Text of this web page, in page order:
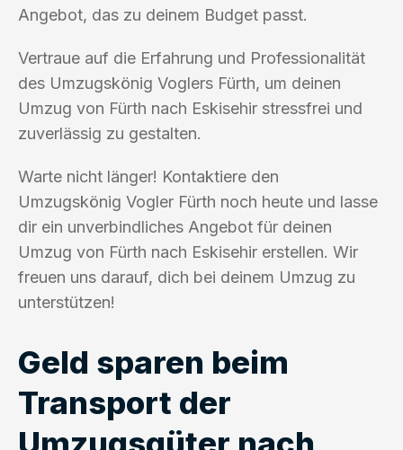
Angebot, das zu deinem Budget passt.
Vertraue auf die Erfahrung und Professionalität
des Umzugskönig Voglers Fürth, um deinen
Umzug von Fürth nach Eskisehir stressfrei und
zuverlässig zu gestalten.
Warte nicht länger! Kontaktiere den
Umzugskönig Vogler Fürth noch heute und lasse
dir ein unverbindliches Angebot für deinen
Umzug von Fürth nach Eskisehir erstellen. Wir
freuen uns darauf, dich bei deinem Umzug zu
unterstützen!
Geld sparen beim
Transport der